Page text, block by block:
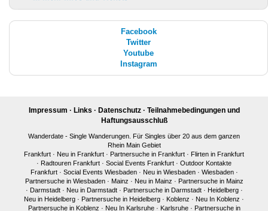
Facebook
Twitter
Youtube
Instagram
Impressum · Links · Datenschutz· Teilnahmebedingungen und
Haftungsausschluß
Wanderdate - Single Wanderungen. Für Singles über 20 aus dem ganzen
Rhein Main Gebiet
Frankfurt · Neu in Frankfurt · Partnersuche in Frankfurt · Flirten in Frankfurt
· Radtouren Frankfurt · Social Events Frankfurt · Outdoor Kontakte
Frankfurt· Social Events Wiesbaden· Neu in Wiesbaden· Wiesbaden·
Partnersuche in Wiesbaden· Mainz · Neu in Mainz · Partnersuche in Mainz
· Darmstadt· Neu in Darmstadt· Partnersuche in Darmstadt· Heidelberg·
Neu in Heidelberg · Partnersuche in Heidelberg · Koblenz · Neu In Koblenz ·
Partnersuche in Koblenz · Neu In Karlsruhe· Karlsruhe· Partnersuche in